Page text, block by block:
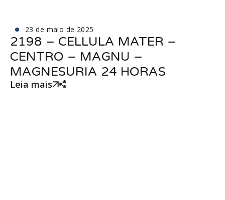
23 de maio de 2025
2198 – CELLULA MATER –
CENTRO – MAGNU –
MAGNESURIA 24 HORAS
Leia mais